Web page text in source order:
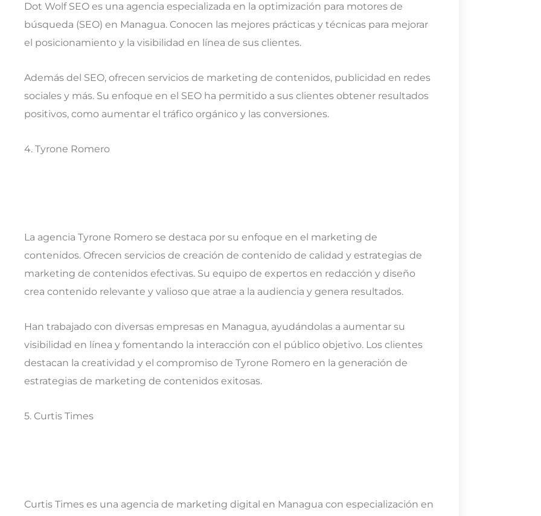
Dot Wolf SEO es una agencia especializada en la optimización para motores de
búsqueda (SEO) en Managua. Conocen las mejores prácticas y técnicas para mejorar
el posicionamiento y la visibilidad en línea de sus clientes.
Además del SEO, ofrecen servicios de marketing de contenidos, publicidad en redes
sociales y más. Su enfoque en el SEO ha permitido a sus clientes obtener resultados
positivos, como aumentar el tráfico orgánico y las conversiones.
4. Tyrone Romero
La agencia Tyrone Romero se destaca por su enfoque en el marketing de
contenidos. Ofrecen servicios de creación de contenido de calidad y estrategias de
marketing de contenidos efectivas. Su equipo de expertos en redacción y diseño
crea contenido relevante y valioso que atrae a la audiencia y genera resultados.
Han trabajado con diversas empresas en Managua, ayudándolas a aumentar su
visibilidad en línea y fomentando la interacción con el público objetivo. Los clientes
destacan la creatividad y el compromiso de Tyrone Romero en la generación de
estrategias de marketing de contenidos exitosas.
5. Curtis Times
Curtis Times es una agencia de marketing digital en Managua con especialización en